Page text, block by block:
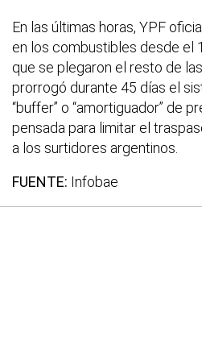
En las últimas horas, YPF
en los combustibles desde el
que se plegaron el resto de
prorrogó durante 45 días el
“buffer” o “amortiguador” de
pensada para limitar el
a los surtidores argentinos.
FUENTE: Infobae